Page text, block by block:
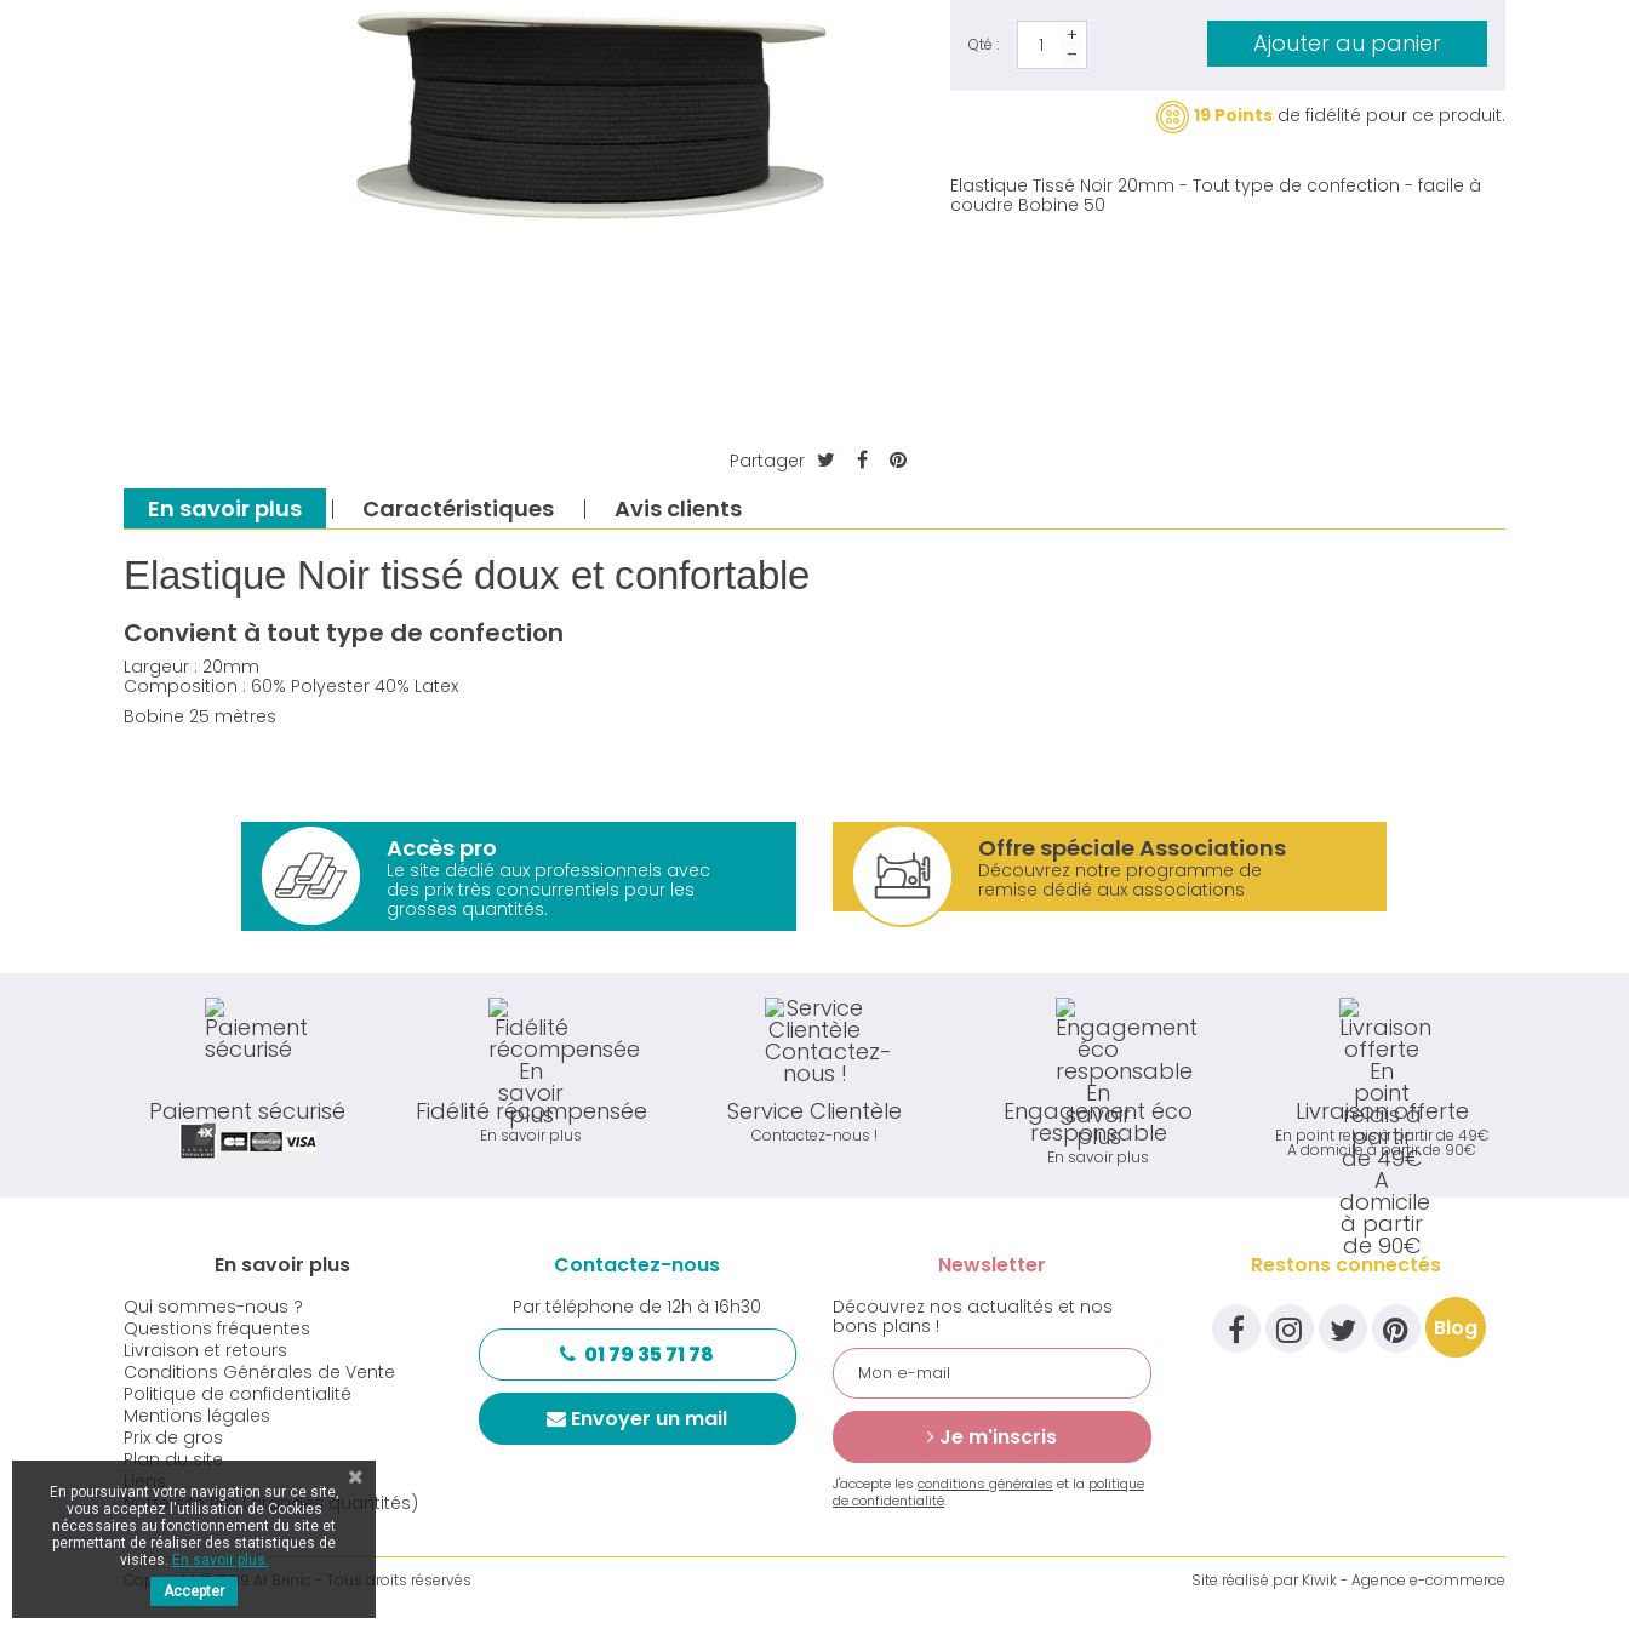
Partager
Qté : Ajouter au panier
19 Pointsde fidélité pour ce produit.
Elastique Tissé Noir 20mm - Tout type de confection - facile à
coudre Bobine 50
En savoir plus Caractéristiques Avis clients
Elastique Noir tissé doux et confortable
Convient à tout type de confection
Largeur : 20mm
Composition : 60% Polyester 40% Latex
Bobine 25 mètres
Accès pro
Le site dédié aux professionnels avec
des prix très concurrentiels pour les
grosses quantités.
Offre spéciale Associations
Découvrez notre programme de
remise dédié aux associations
Paiement sécurisé Fidélité récompensée
En savoir plus
Service Clientèle
Contactez-nous !
Engagement éco
responsable
En savoir plus
Livraison offerte
En point relais à partir de 49€
A domicile à partir de 90€
En savoir plus
Qui sommes-nous ?
Questions fréquentes
Livraison et retours
Conditions Générales de Vente
Politique de confidentialité
Mentions légales
Prix de gros
Plan du site
Liens
Notre site Pro (grandes quantités)
Contactez-nous
Par téléphone de 12h à 16h30
01 79 35 71 78
Envoyer un mail
Newsletter
Découvrez nos actualités et nos
bons plans !
Je m'inscris
J'accepte les conditions générales et la politique
de confidentialité.
Restons connectés
Blog
Copyright © 2019 Ar Brinic - Tous droits réservés Site réalisé parKiwik - Agence e-commerce
En poursuivant votre navigation sur ce site,
vous acceptez l'utilisation de Cookies
nécessaires au fonctionnement du site et
permettant de réaliser des statistiques de
visites.En savoir plus.
Accepter